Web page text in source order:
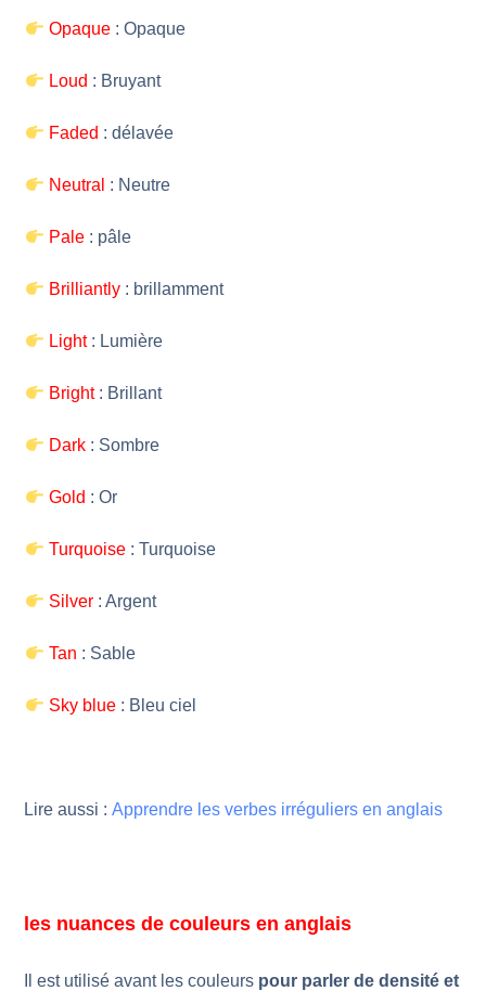
Opaque : Opaque
Loud : Bruyant
Faded : délavée
Neutral : Neutre
Pale : pâle
Brilliantly : brillamment
Light : Lumière
Bright : Brillant
Dark : Sombre
Gold : Or
Turquoise : Turquoise
Silver : Argent
Tan : Sable
Sky blue : Bleu ciel
Lire aussi :Apprendre les verbes irréguliers en anglais
les nuances de couleurs en anglais
Il est utilisé avant les couleurs pour parler de densité et